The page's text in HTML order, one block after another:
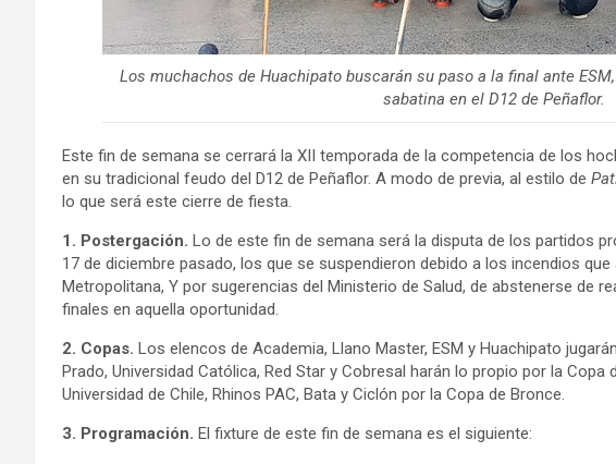
Los muchachos de Huachipato buscarán su paso a la final ante
sabatina en el D12 de Peñaflor.
Este fin de semana se cerrará la XII temporada de la competencia de los
en su tradicional feudo del D12 de Peñaflor. A modo de previa, al estilo de
lo que será este cierre de fiesta.
1. Postergación. Lo de este fin de semana será la disputa de los partidos
17 de diciembre pasado, los que se suspendieron debido a los incendios
Metropolitana, Y por sugerencias del Ministerio de Salud, de abstenerse de
finales en aquella oportunidad.
2. Copas. Los elencos de Academia, Llano Master, ESM y Huachipato
Prado, Universidad Católica, Red Star y Cobresal harán lo propio por la Copa
Universidad de Chile, Rhinos PAC, Bata y Ciclón por la Copa de Bronce.
3. Programación. El fixture de este fin de semana es el siguiente: